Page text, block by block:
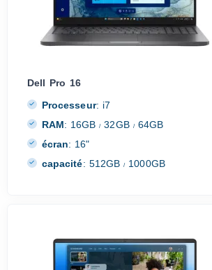
Dell Pro 16
Processeur: i7
RAM: 16GB/ 32GB /64GB
écran: 16"
capacité: 512GB/ 1000GB